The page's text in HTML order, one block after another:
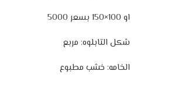
او 100×150 بسعر 5000
شكل التابلوه: مربع
الخامه: خشب مطبوع